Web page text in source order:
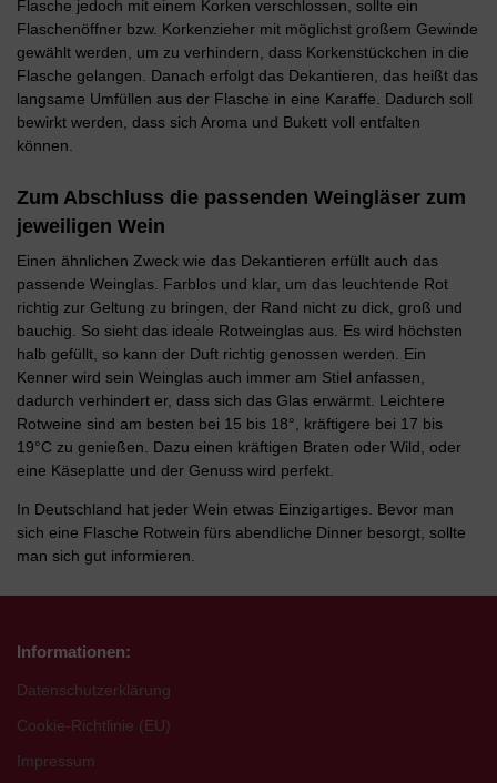
Flasche jedoch mit einem Korken verschlossen, sollte ein
Flaschenöffner bzw. Korkenzieher mit möglichst großem Gewinde
gewählt werden, um zu verhindern, dass Korkenstückchen in die
Flasche gelangen. Danach erfolgt das Dekantieren, das heißt das
langsame Umfüllen aus der Flasche in eine Karaffe. Dadurch soll
bewirkt werden, dass sich Aroma und Bukett voll entfalten
können.
Zum Abschluss die passenden Weingläser zum
jeweiligen Wein
Einen ähnlichen Zweck wie das Dekantieren erfüllt auch das
passende Weinglas. Farblos und klar, um das leuchtende Rot
richtig zur Geltung zu bringen, der Rand nicht zu dick, groß und
bauchig. So sieht das ideale Rotweinglas aus. Es wird höchsten
halb gefüllt, so kann der Duft richtig genossen werden. Ein
Kenner wird sein Weinglas auch immer am Stiel anfassen,
dadurch verhindert er, dass sich das Glas erwärmt. Leichtere
Rotweine sind am besten bei 15 bis 18°, kräftigere bei 17 bis
19°C zu genießen. Dazu einen kräftigen Braten oder Wild, oder
eine Käseplatte und der Genuss wird perfekt.
In Deutschland hat jeder Wein etwas Einzigartiges. Bevor man
sich eine Flasche Rotwein fürs abendliche Dinner besorgt, sollte
man sich gut informieren.
Informationen:
Datenschutzerklärung
Cookie-Richtlinie (EU)
Impressum